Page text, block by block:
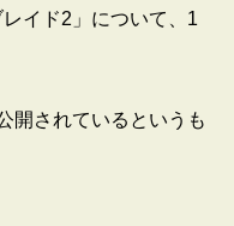
イド2」について、1
開されているというも